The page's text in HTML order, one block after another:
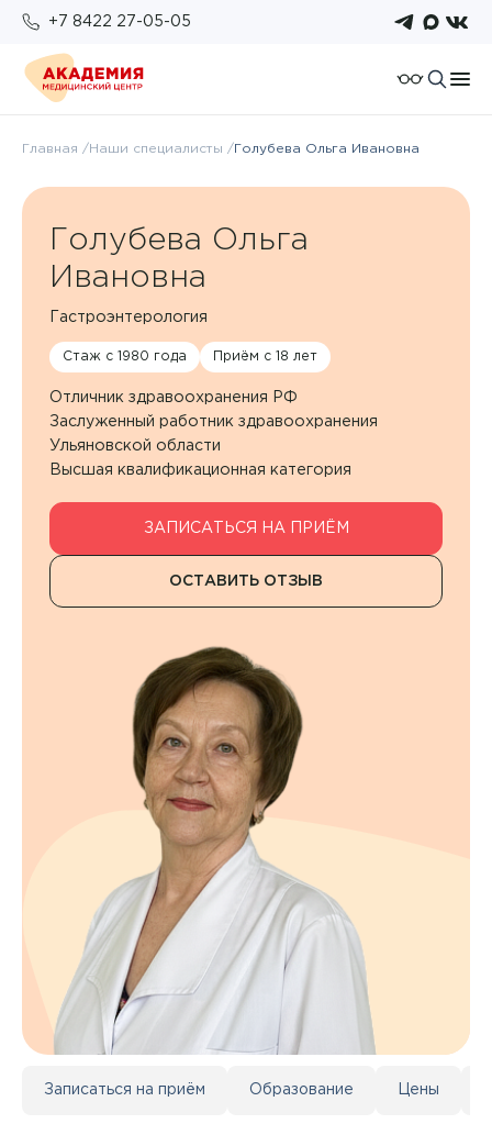
+7 8422 27-05-05
О компании
Работа у нас
Для организаций
Правовые документы
Пациентам
Подготовка к исследованиям
Возврат налогового вычета
ОМС
Услуги и цены
Анализы
Врачи
Новости
Комплексы
+7 8422 27-05-05
ЗАПИСЬ ОНЛАЙН
Главная Наши специалисты Голубева Ольга Ивановна
Голубева Ольга
Ивановна
Гастроэнтерология
Стаж с 1980 года Приём с 18 лет
Отличник здравоохранения РФ
Заслуженный работник здравоохранения
Ульяновской области
Высшая квалификационная категория
ЗАПИСАТЬСЯ НА ПРИЁМ
ОСТАВИТЬ ОТЗЫВ
Записаться на приём Образование Цены